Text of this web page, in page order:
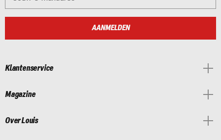
AANMELDEN
Klantenservice
Magazine
Over Louis